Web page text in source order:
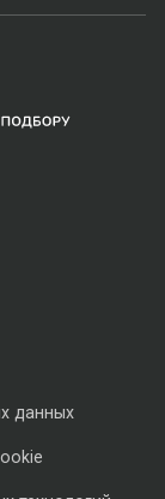
данных